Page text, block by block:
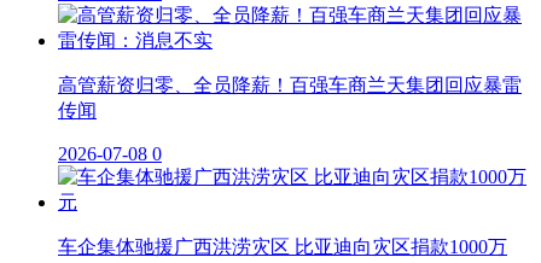
高管薪资归零、全员降薪！百强车商兰天集团回应暴雷
传闻
2026-07-08 0
车企集体驰援广西洪涝灾区 比亚迪向灾区捐款1000万